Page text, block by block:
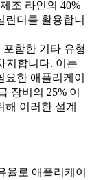
조 라인의 40%
더를 활용합니
함한 기타 유형
지합니다. 이는
한 애플리케이
장비의 25% 이
이러한 설계
율로 애플리케이